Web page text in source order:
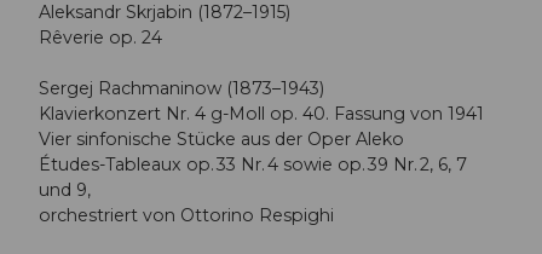
Aleksandr Skrjabin (1872–1915)
Rêverie op. 24
Sergej Rachmaninow (1873–1943)
Klavierkonzert Nr. 4 g-Moll op. 40. Fassung von 1941
Vier sinfonische Stücke aus der Oper Aleko
Études-Tableaux op. 33 Nr. 4 sowie op. 39 Nr. 2, 6, 7
und 9,
orchestriert von Ottorino Respighi